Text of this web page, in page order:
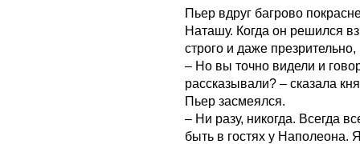
Пьер вдруг багрово
Наташу. Когда он решился
строго и даже презрительно,
– Но вы точно видели и
рассказывали? – сказала
Пьер засмеялся.
– Ни разу, никогда. Всегда
быть в гостях у Наполеона.